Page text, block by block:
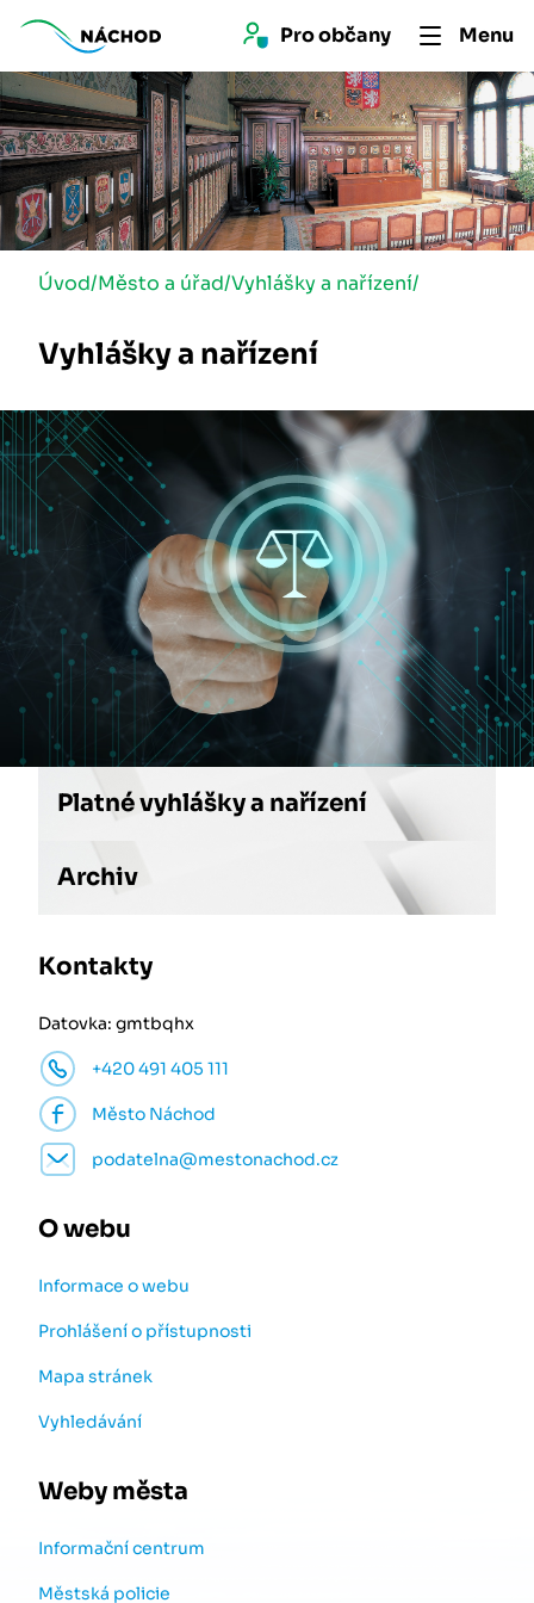
Pro občany Menu
Úvod/Město a úřad/Vyhlášky a nařízení/
Vyhlášky a nařízení
Platné vyhlášky a nařízení
Archiv
Kontakty
Datovka: gmtbqhx
+420 491 405 111
Město Náchod
podatelna@mestonachod.cz
O webu
Informace o webu
Prohlášení o přístupnosti
Mapa stránek
Vyhledávání
Weby města
Informační centrum
Městská policie